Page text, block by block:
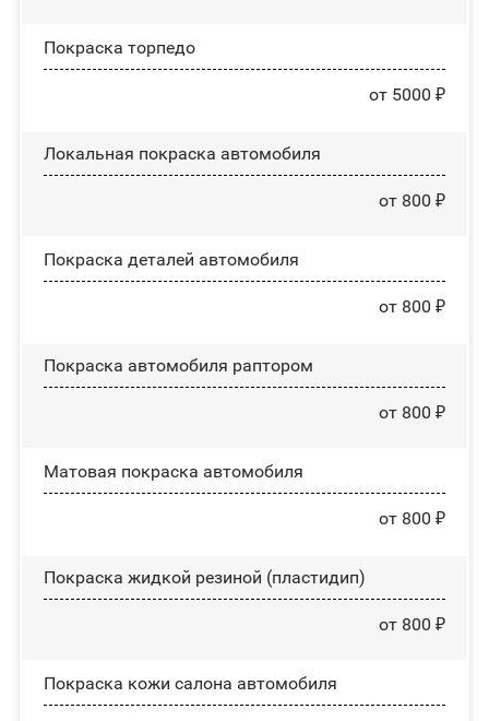
Покраска торпедо
от 5000 ₽
Локальная покраска автомобиля
от 800 ₽
Покраска деталей автомобиля
от 800 ₽
Покраска автомобиля раптором
от 800 ₽
Матовая покраска автомобиля
от 800 ₽
Покраска жидкой резиной (пластидип)
от 800 ₽
Покраска кожи салона автомобиля